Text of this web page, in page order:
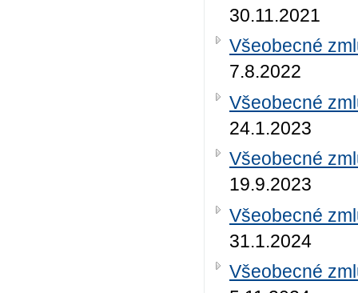
30.11.2021
Všeobecné
7.8.2022
Všeobecné
24.1.2023
Všeobecné
19.9.2023
Všeobecné
31.1.2024
Všeobecné